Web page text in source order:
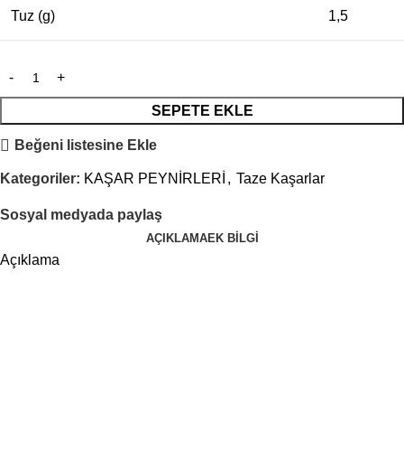
Tuz (g) 1,5
SEPETE EKLE
Beğeni listesine Ekle
Kategoriler: KAŞAR PEYNİRLERİ , Taze Kaşarlar
Sosyal medyada paylaş
AÇIKLAMAEK BILGI
Açıklama